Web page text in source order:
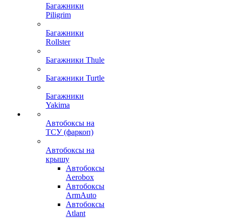
Багажники
Piligrim
Багажники
Rollster
Багажники Thule
Багажники Turtle
Багажники
Yakima
Автобоксы на
ТСУ (фаркоп)
Автобоксы на
крышу
Автобоксы
Aerobox
Автобоксы
ArmAuto
Автобоксы
Atlant